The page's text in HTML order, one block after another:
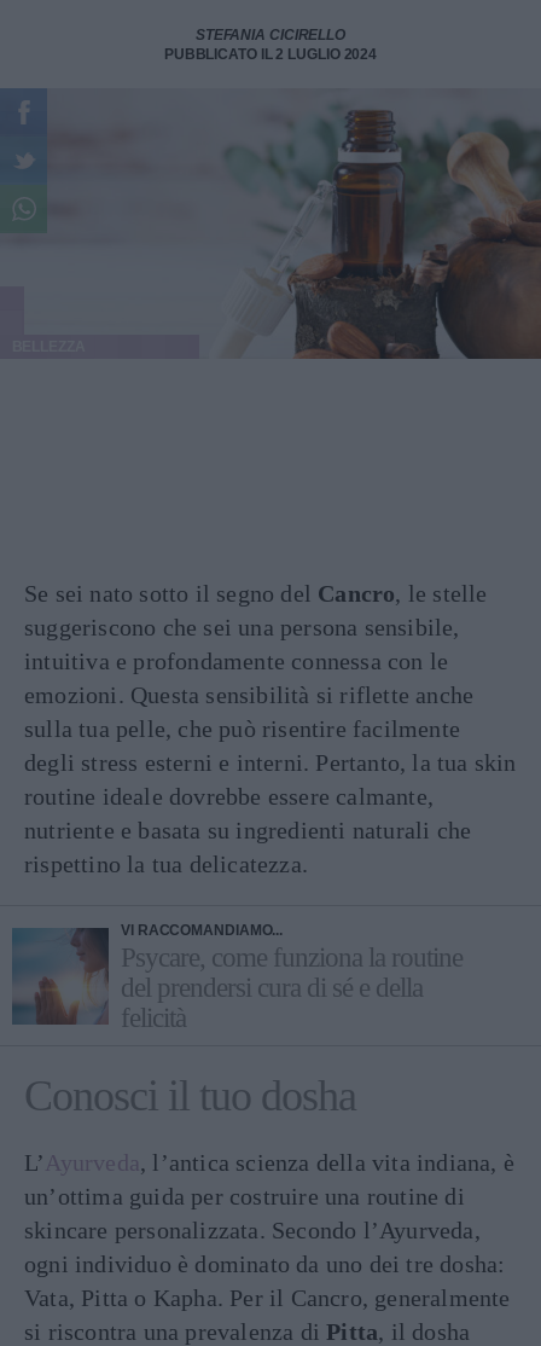
STEFANIA CICIRELLO
PUBBLICATO IL 2 LUGLIO 2024
Se sei nato sotto il segno del Cancro, le stelle
suggeriscono che sei una persona sensibile,
intuitiva e profondamente connessa con le
emozioni. Questa sensibilità si riflette anche
sulla tua pelle, che può risentire facilmente
degli stress esterni e interni. Pertanto, la tua skin
routine ideale dovrebbe essere calmante,
nutriente e basata su ingredienti naturali che
rispettino la tua delicatezza.
VI RACCOMANDIAMO...
Psycare, come funziona la routine
del prendersi cura di sé e della
felicità
Conosci il tuo dosha
L’Ayurveda, l’antica scienza della vita indiana, è
un’ottima guida per costruire una routine di
skincare personalizzata. Secondo l’Ayurveda,
ogni individuo è dominato da uno dei tre dosha:
Vata, Pitta o Kapha. Per il Cancro, generalmente
si riscontra una prevalenza diPitta, il dosha